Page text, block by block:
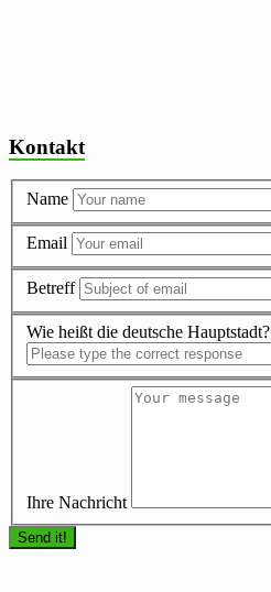
Kontakt
Name
Email
Betreff
Wie heißt die deutsche Hauptstadt?
Ihre Nachricht